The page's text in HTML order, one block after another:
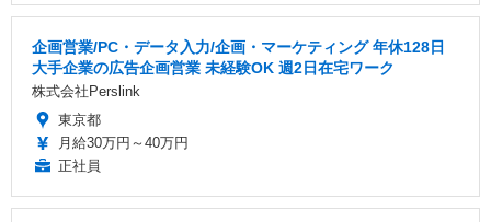
企画営業/PC・データ入力/企画・マーケティング 年休128日
大手企業の広告企画営業 未経験OK 週2日在宅ワーク
株式会社Perslink
東京都
月給30万円～40万円
正社員